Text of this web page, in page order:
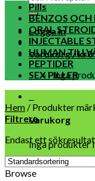
Logga in
Varukorg /kr0
Inga
Varukorg
Inga produkter
Pills
BENZOS OCH
ORAL
INJECTABLE
HUMAN
PEPTIDER
SEX PILLER
Hem / Produkter
Filtrera
Endast ett sökresultat
Browse